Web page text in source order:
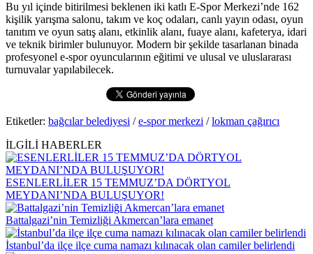
Bu yıl içinde bitirilmesi beklenen iki katlı E-Spor Merkezi’nde 162
kişilik yarışma salonu, takım ve koç odaları, canlı yayın odası, oyun
tanıtım ve oyun satış alanı, etkinlik alanı, fuaye alanı, kafeterya, idari
ve teknik birimler bulunuyor. Modern bir şekilde tasarlanan binada
profesyonel e-spor oyuncularının eğitimi ve ulusal ve uluslararası
turnuvalar yapılabilecek.
Etiketler: bağcılar belediyesi /e-spor merkezi /lokman çağırıcı
İLGİLİ HABERLER
ESENLERLİLER 15 TEMMUZ’DA DÖRTYOL
MEYDANI’NDA BULUŞUYOR!
Battalgazi’nin Temizliği Akmercan’lara emanet
İstanbul’da ilçe ilçe cuma namazı kılınacak olan camiler belirlendi